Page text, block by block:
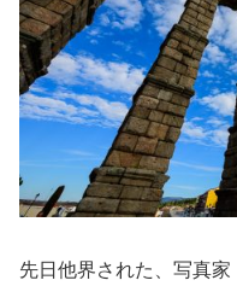
先日他界された、写真